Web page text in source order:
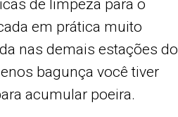
de limpeza para o
em prática muito
nas demais estações do
bagunça você tiver
acumular poeira.